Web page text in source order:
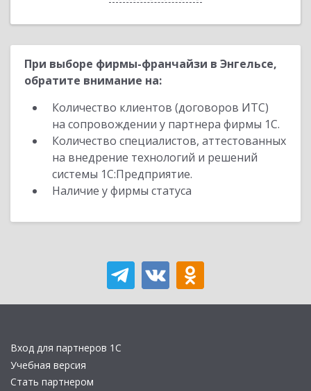
При выборе фирмы-франчайзи в Энгельсе,
обратите внимание на:
Количество клиентов (договоров ИТС)
на сопровождении у партнера фирмы 1С.
Количество специалистов, аттестованных
на внедрение технологий и решений
системы 1С:Предприятие.
Наличие у фирмы статуса
Вход для партнеров 1С
Учебная версия
Стать партнером